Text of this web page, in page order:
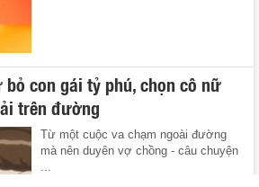
bỏ con gái tỷ phú, chọn cô nữ
trên đường
Từ một cuộc va chạm ngoài đường
mà nên duyên vợ chồng - câu chuyện
...